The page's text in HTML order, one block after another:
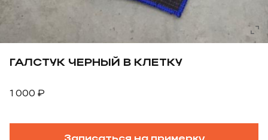
ГАЛСТУК ЧЕРНЫЙ В КЛЕТКУ
1 000 ₽